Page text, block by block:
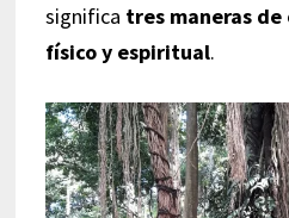
significa tres maneras
físico y espiritual.